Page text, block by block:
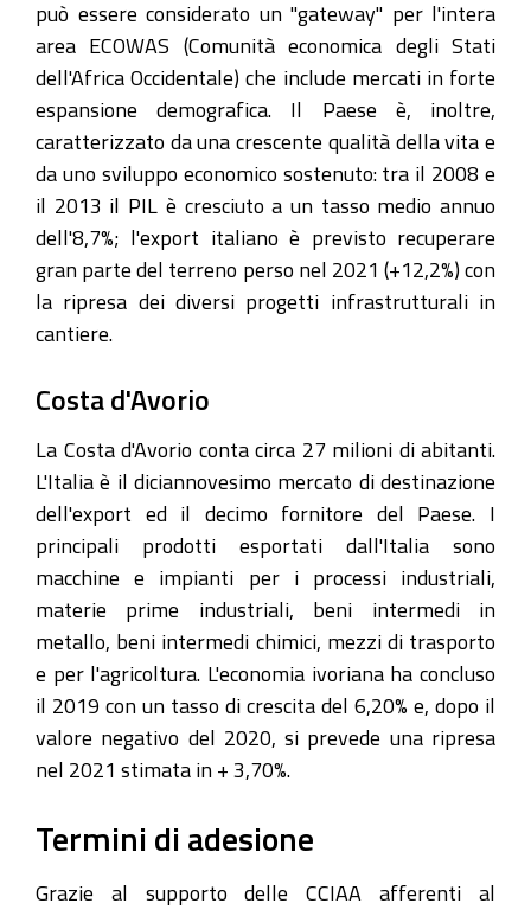
può essere considerato un "gateway" per l'intera
area ECOWAS (Comunità economica degli Stati
dell'Africa Occidentale) che include mercati in forte
espansione demografica. Il Paese è, inoltre,
caratterizzato da una crescente qualità della vita e
da uno sviluppo economico sostenuto: tra il 2008 e
il 2013 il PIL è cresciuto a un tasso medio annuo
dell'8,7%; l'export italiano è previsto recuperare
gran parte del terreno perso nel 2021 (+12,2%) con
la ripresa dei diversi progetti infrastrutturali in
cantiere.
Costa d'Avorio
La Costa d'Avorio conta circa 27 milioni di abitanti.
L'Italia è il diciannovesimo mercato di destinazione
dell'export ed il decimo fornitore del Paese. I
principali prodotti esportati dall'Italia sono
macchine e impianti per i processi industriali,
materie prime industriali, beni intermedi in
metallo, beni intermedi chimici, mezzi di trasporto
e per l'agricoltura. L'economia ivoriana ha concluso
il 2019 con un tasso di crescita del 6,20% e, dopo il
valore negativo del 2020, si prevede una ripresa
nel 2021 stimata in + 3,70%.
Termini di adesione
Grazie al supporto delle CCIAA afferenti al